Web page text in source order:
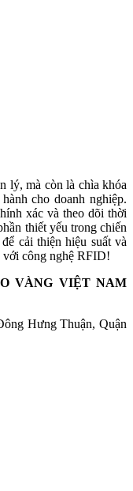
lý, mà còn là chìa khóa
cho doanh nghiệp.
xác và theo dõi thời
thiết yếu trong chiến
cải thiện hiệu suất và
với công nghệ RFID!
VÀNG VIỆT NAM
Hưng Thuận, Quận